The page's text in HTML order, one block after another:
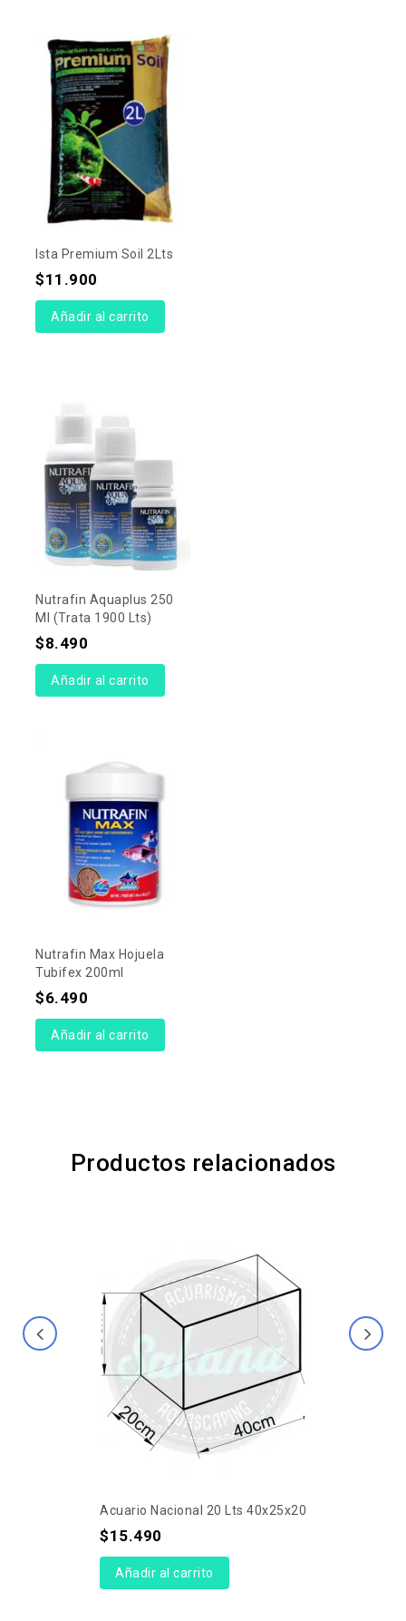
Ista Premium Soil 2Lts
$11.900
Añadir al carrito
Nutrafin Aquaplus 250
Ml (trata 1900 Lts)
$8.490
Añadir al carrito
Nutrafin Max Hojuela
Tubifex 200ml
$6.490
Añadir al carrito
Productos relacionados
Acuario Nacional 20 Lts 40x25x20
$15.490
Añadir al carrito